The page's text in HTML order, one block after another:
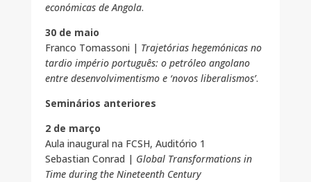
económicas de Angola.
30 de maio
Franco Tomassoni | Trajetórias hegemónicas no
tardio império português: o petróleo angolano
entre desenvolvimentismo e ‘novos liberalismos’.
Seminários anteriores
2 de março
Aula inaugural na FCSH, Auditório 1
Sebastian Conrad | Global Transformations in
Time during the Nineteenth Century